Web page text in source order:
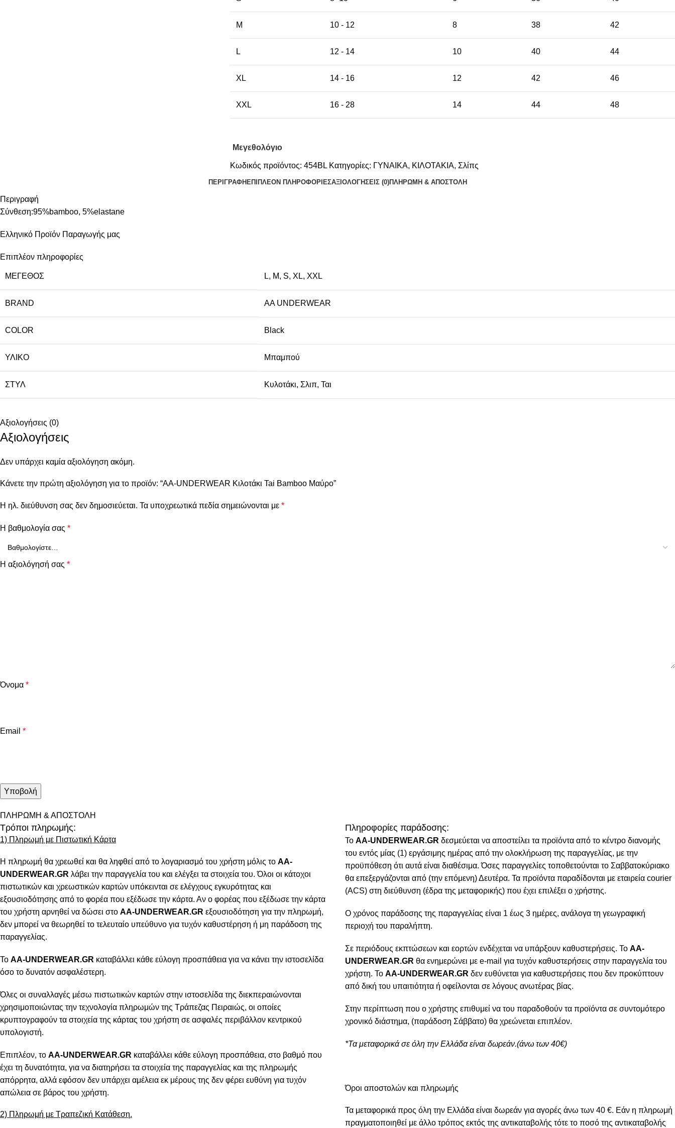
M 10 - 12 8 38 42
L 12 - 14 10 40 44
XL 14 - 16 12 42 46
XXL 16 - 28 14 44 48
Μεγεθολόγιο
Κωδικός προϊόντος: 454BL Κατηγορίες: ΓΥΝΑΙΚΑ, ΚΙΛΟΤΑΚΙΑ, Σλίπς
ΠΕΡΙΓΡΑΦΉ ΕΠΙΠΛΈΟΝ ΠΛΗΡΟΦΟΡΊΕΣΑΞΙΟΛΟΓΉΣΕΙΣ (0)ΠΛΗΡΩΜΗ & ΑΠΟΣΤΟΛΗ
Περιγραφή
Σύνθεση:95%bamboo, 5%elastane
Ελληνικό Προϊόν Παραγωγής μας
Επιπλέον πληροφορίες
ΜΈΓΕΘΟΣ L, M, S, XL, XXL
BRAND AA UNDERWEAR
COLOR Black
ΥΛΙΚΌ Μπαμπού
ΣΤΥΛ Κυλοτάκι, Σλιπ, Ται
Αξιολογήσεις (0)
Αξιολογήσεις
Δεν υπάρχει καμία αξιολόγηση ακόμη.
Κάνετε την πρώτη αξιολόγηση για το προϊόν: “AA-UNDERWEAR Κιλοτάκι Tai Bamboo Μαύρο”
Η ηλ. διεύθυνση σας δεν δημοσιεύεται. Τα υποχρεωτικά πεδία σημειώνονται με *
Η βαθμολογία σας *
Η αξιολόγησή σας *
Όνομα *
Email *
ΠΛΗΡΩΜΗ & ΑΠΟΣΤΟΛΗ
Τρόποι πληρωμής:
1) Πληρωμή με Πιστωτική Κάρτα
Η πληρωμή θα χρεωθεί και θα ληφθεί από το λογαριασμό του χρήστη μόλις το AA-
UNDERWEAR.GR λάβει την παραγγελία του και ελέγξει τα στοιχεία του. Όλοι οι κάτοχοι
πιστωτικών και χρεωστικών καρτών υπόκεινται σε ελέγχους εγκυρότητας και
εξουσιοδότησης από το φορέα που εξέδωσε την κάρτα. Αν ο φορέας που εξέδωσε την κάρτα
του χρήστη αρνηθεί να δώσει στο AA-UNDERWEAR.GR εξουσιοδότηση για την πληρωμή,
δεν μπορεί να θεωρηθεί το τελευταίο υπεύθυνο για τυχόν καθυστέρηση ή μη παράδοση της
παραγγελίας.
Το AA-UNDERWEAR.GR καταβάλλει κάθε εύλογη προσπάθεια για να κάνει την ιστοσελίδα
όσο το δυνατόν ασφαλέστερη.
Όλες οι συναλλαγές μέσω πιστωτικών καρτών στην ιστοσελίδα της διεκπεραιώνονται
χρησιμοποιώντας την τεχνολογία πληρωμών της Τράπεζας Πειραιώς, οι οποίες
κρυπτογραφούν τα στοιχεία της κάρτας του χρήστη σε ασφαλές περιβάλλον κεντρικού
υπολογιστή.
Επιπλέον, το AA-UNDERWEAR.GR καταβάλλει κάθε εύλογη προσπάθεια, στο βαθμό που
έχει τη δυνατότητα, για να διατηρήσει τα στοιχεία της παραγγελίας και της πληρωμής
απόρρητα, αλλά εφόσον δεν υπάρχει αμέλεια εκ μέρους της δεν φέρει ευθύνη για τυχόν
απώλεια σε βάρος του χρήστη.
2) Πληρωμή με Τραπεζική Κατάθεση.
Πληροφορίες παράδοσης:
To AA-UNDERWEAR.GR δεσμεύεται να αποστείλει τα προϊόντα από το κέντρο διανομής
του εντός μίας (1) εργάσιμης ημέρας από την ολοκλήρωση της παραγγελίας, με την
προϋπόθεση ότι αυτά είναι διαθέσιμα. Όσες παραγγελίες τοποθετούνται το Σαββατοκύριακο
θα επεξεργάζονται από (την επόμενη) Δευτέρα. Τα προϊόντα παραδίδονται με εταιρεία courier
(ACS) στη διεύθυνση (έδρα της μεταφορικής) που έχει επιλέξει ο χρήστης.
Ο χρόνος παράδοσης της παραγγελίας είναι 1 έως 3 ημέρες, ανάλογα τη γεωγραφική
περιοχή του παραλήπτη.
Σε περιόδους εκπτώσεων και εορτών ενδέχεται να υπάρξουν καθυστερήσεις. Το AA-
UNDERWEAR.GR θα ενημερώνει με e-mail για τυχόν καθυστερήσεις στην παραγγελία του
χρήστη. Το AA-UNDERWEAR.GR δεν ευθύνεται για καθυστερήσεις που δεν προκύπτουν
από δική του υπαιτιότητα ή οφείλονται σε λόγους ανωτέρας βίας.
Στην περίπτωση που ο χρήστης επιθυμεί να του παραδοθούν τα προϊόντα σε συντομότερο
χρονικό διάστημα, (παράδοση Σάββατο) θα χρεώνεται επιπλέον.
*Τα μεταφορικά σε όλη την Ελλάδα είναι δωρεάν.(άνω των 40€)
Όροι αποστολών και πληρωμής
Τα μεταφορικά προς όλη την Ελλάδα είναι δωρεάν για αγορές άνω των 40 €. Εάν η πληρωμή
πραγματοποιηθεί με άλλο τρόπος εκτός της αντικαταβολής τότε το ποσό της αντικαταβολής